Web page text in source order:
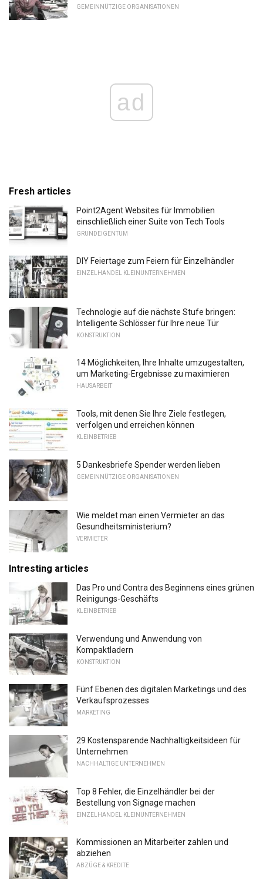
GEMEINNÜTZIGE ORGANISATIONEN
ad
Fresh articles
Point2Agent Websites für Immobilien
einschließlich einer Suite von Tech Tools
GRUNDEIGENTUM
DIY Feiertage zum Feiern für Einzelhändler
EINZELHANDEL KLEINUNTERNEHMEN
Technologie auf die nächste Stufe bringen:
Intelligente Schlösser für Ihre neue Tür
KONSTRUKTION
14 Möglichkeiten, Ihre Inhalte umzugestalten,
um Marketing-Ergebnisse zu maximieren
HAUSARBEIT
Tools, mit denen Sie Ihre Ziele festlegen,
verfolgen und erreichen können
KLEINBETRIEB
5 Dankesbriefe Spender werden lieben
GEMEINNÜTZIGE ORGANISATIONEN
Wie meldet man einen Vermieter an das
Gesundheitsministerium?
VERMIETER
Intresting articles
Das Pro und Contra des Beginnens eines grünen
Reinigungs-Geschäfts
KLEINBETRIEB
Verwendung und Anwendung von
Kompaktladern
KONSTRUKTION
Fünf Ebenen des digitalen Marketings und des
Verkaufsprozesses
MARKETING
29 Kostensparende Nachhaltigkeitsideen für
Unternehmen
NACHHALTIGE UNTERNEHMEN
Top 8 Fehler, die Einzelhändler bei der
Bestellung von Signage machen
EINZELHANDEL KLEINUNTERNEHMEN
Kommissionen an Mitarbeiter zahlen und
abziehen
ABZÜGE & KREDITE